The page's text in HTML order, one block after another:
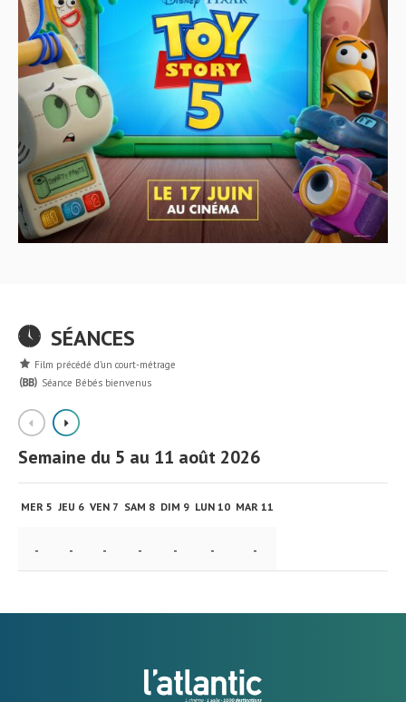
SÉANCES
Film précédé d’un court-métrage
Séance Bébés bienvenus
Semaine du 5 au 11 août 2026
MER 5 JEU 6 VEN 7 SAM 8 DIM 9 LUN 10 MAR 11
- - - - - - -